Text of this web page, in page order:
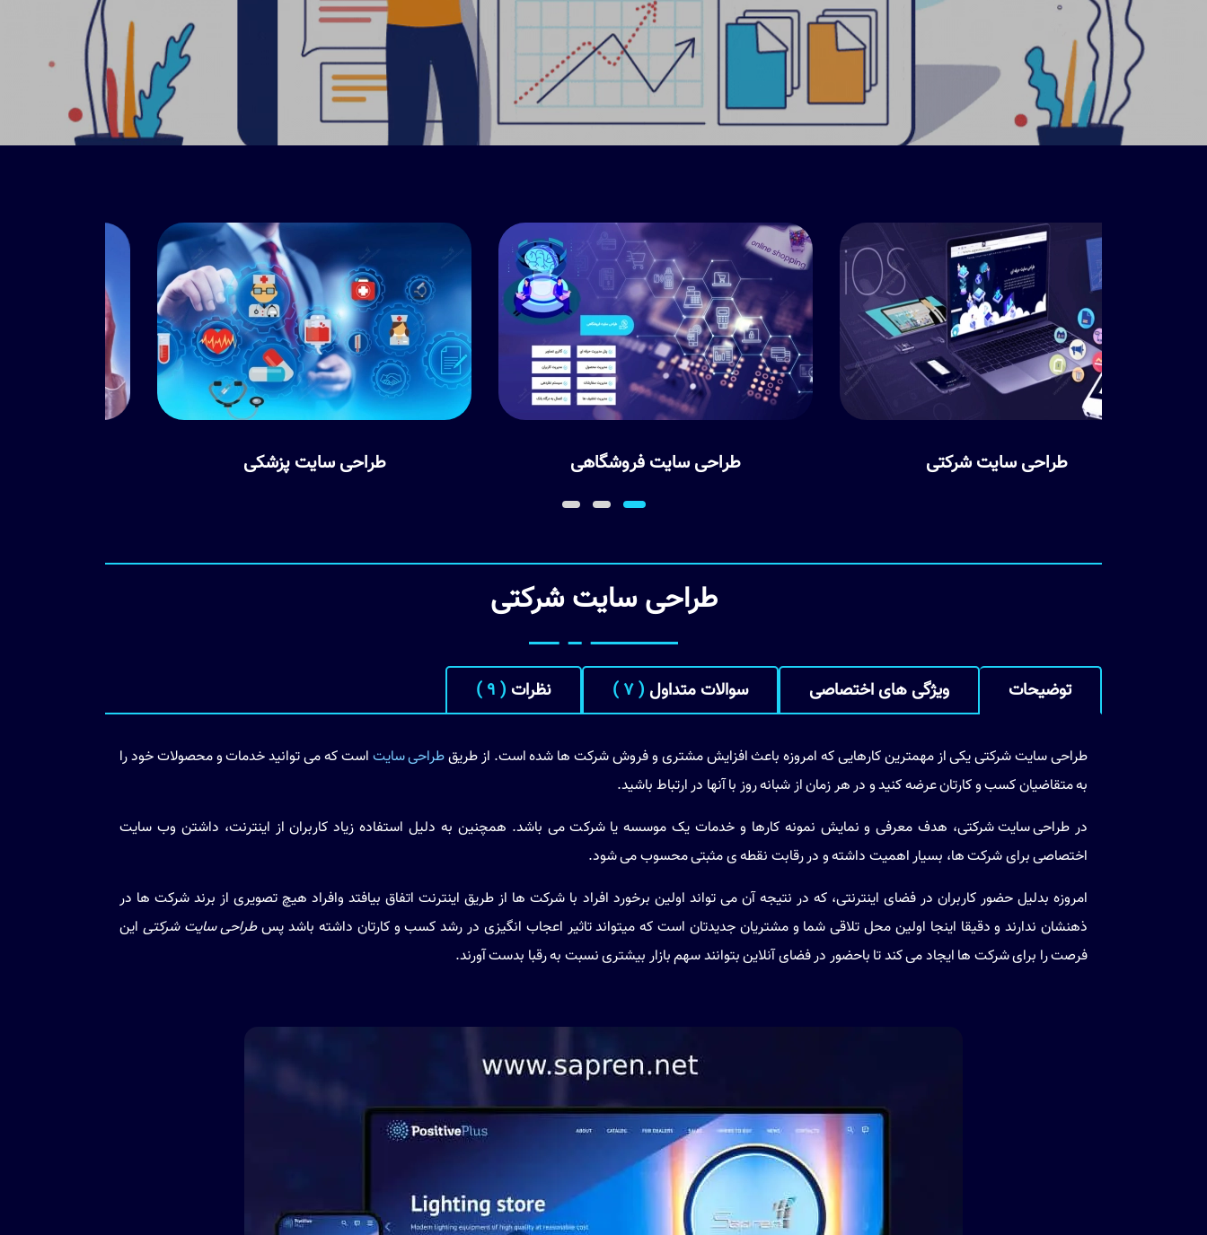
طراحی سایت شرکتی
توضیحات ویژگی های اختصاصی سوالات متداول ( 7 ) نظرات ( 9 )
طراحی سایت شرکتی یکی از مهمترین کارهایی که امروزه باعث افزایش مشتری و فروش شرکت ها شده است. از طریقطراحی سایت است که می توانید خدمات و محصولات خود را
به متقاضیان کسب و کارتان عرضه کنید و در هر زمان از شبانه روز با آنها در ارتباط باشید.
در طراحی سایت شرکتی، هدف معرفی و نمایش نمونه کارها و خدمات یک موسسه یا شرکت می باشد. همچنین به دلیل استفاده زیاد کاربران از اینترنت، داشتن وب سایت
اختصاصی برای شرکت ها، بسیار اهمیت داشته و در رقابت نقطه ی مثبتی محسوب می شود.
امروزه بدلیل حضور کاربران در فضای اینترنتی، که در نتیجه آن می تواند اولین برخورد افراد با شرکت ها از طریق اینترنت اتفاق بیافتد وافراد هیچ تصویری از برند شرکت ها در
ذهنشان ندارند و دقیقا اینجا اولین محل تلاقی شما و مشتریان جدیدتان است که میتواند تاثیر اعجاب انگیزی در رشد کسب و کارتان داشته باشد پسطراحی سایت شرکتی این
فرصت را برای شرکت ها ایجاد می کند تا باحضور در فضای آنلاین بتوانند سهم بازار بیشتری نسبت به رقبا بدست آورند.